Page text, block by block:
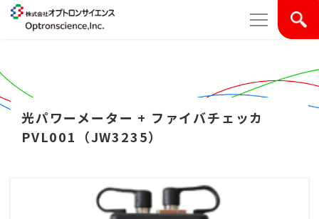
光パワーメーター + ファイバチェッカ
PVL001（JW3235）